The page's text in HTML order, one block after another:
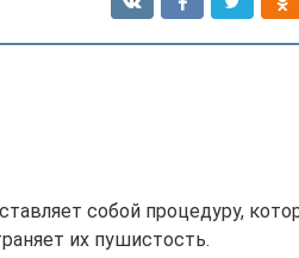
собой процедуру,
их пушистость.